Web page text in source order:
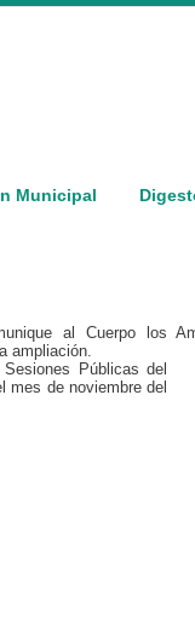
Municipal
al Cuerpo los
ampliación.
Públicas del
mes de noviembre del